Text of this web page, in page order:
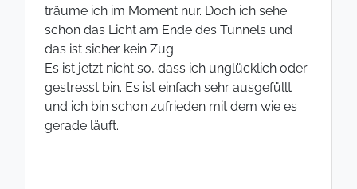
träume ich im Moment nur. Doch ich sehe
schon das Licht am Ende des Tunnels und
das ist sicher kein Zug.
Es ist jetzt nicht so, dass ich unglücklich oder
gestresst bin. Es ist einfach sehr ausgefüllt
und ich bin schon zufrieden mit dem wie es
gerade läuft.